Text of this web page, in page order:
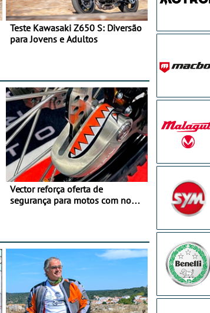
Teste Kawasaki Z650 S: Diversão
para Jovens e Adultos
Vector reforça oferta de
segurança para motos com nova